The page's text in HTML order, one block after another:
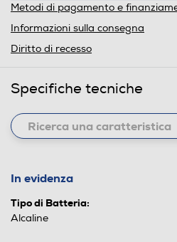
Metodi di pagamento e
Informazioni sulla consegna
Diritto di recesso
Specifiche tecniche
In evidenza
Tipo di Batteria:
Alcaline